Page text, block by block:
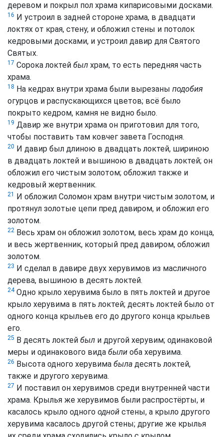
деревом и покрыл пол храма кипарисовыми досками.
16 И устроил в задней стороне храма, в двадцати
локтях от края, стену, и обложил стены и потолок
кедровыми досками, и устроил давир для Святого
Святых.
17 Сорока локтей был храм, то есть передняя часть
храма.
18 На кедрах внутри храма были вырезаны подобия
огурцов и распускающихся цветов; всё было
покрыто кедром, камня не видно было.
19 Давир же внутри храма он приготовил для того,
чтобы поставить там ковчег завета Господня.
20 И давир был длиною в двадцать локтей, шириною
в двадцать локтей и вышиною в двадцать локтей; он
обложил его чистым золотом; обложил также и
кедровый жертвенник.
21
И обложил Соломон храм внутри чистым золотом, и
протянул золотые цепи пред давиром, и обложил его
золотом.
22 Весь храм он обложил золотом, весь храм до конца,
и весь жертвенник, который пред давиром, обложил
золотом.
23 И сделал в давире двух херувимов из масличного
дерева, вышиною в десять локтей.
24Одно крыло херувима было в пять локтей и другое
крыло херувима в пять локтей; десять локтей было от
одного конца крыльев его до другого конца крыльев
его.
25 В десять локтей был и другой херувим; одинаковой
меры и одинакового вида были оба херувима.
26 Высота одного херувима была десять локтей,
также и другого херувима.
27 И поставил он херувимов среди внутренней части
храма. Крылья же херувимов были распростёрты, и
касалось крыло одного одной стены, а крыло другого
херувима касалось другой стены; другие же крылья